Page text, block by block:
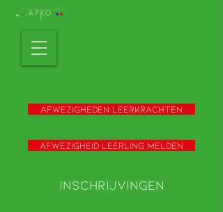
Afwezigheden leerkrachten
Afwezigheid leerling melden
Inschrijvingen